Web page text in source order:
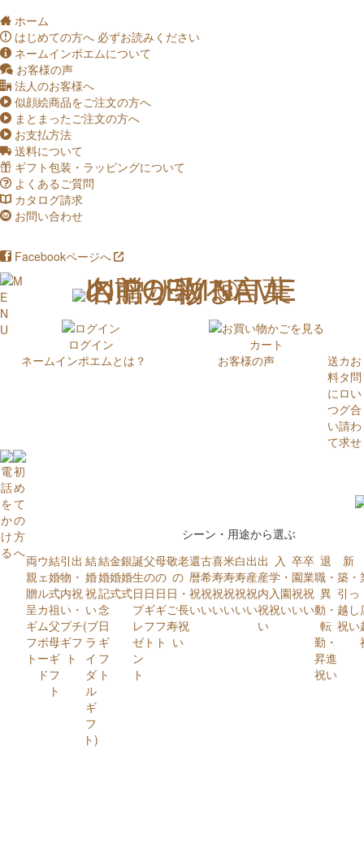
q ホーム
a はじめての方へ 必ずお読みください
c ネームインポエムについて
o お客様の声
s 法人のお客様へ
p 似顔絵商品をご注文の方へ
p まとまったご注文の方へ
p お支払方法
t 送料について
f ギフト包装・ラッピングについて
u よくあるご質問
_ カタログ請求
v お問い合わせ
i Facebookページへ !
ログイン
カート
ネームインポエムとは？
お客様の声
送
料
に
つ
い
て
カ
タ
ロ
グ
請
求
お
問
い
合
わ
せ
シーン・用途から選ぶ
両
親
贈
呈
ギ
フ
ト
ウ
ェ
ル
カ
ム
ボ
ー
ド
結
婚
式
祖
父
母
ギ
フ
ト
引出
物・
内祝
い・
プチ
ギフ
ト
結
婚
祝
い
(ブ
ラ
イ
ダ
ル
ギ
フ
ト)
結
婚
記
念
日
ギ
フ
ト
金
婚
式
銀
婚
式
誕
生
日
プ
レ
ゼ
ン
ト
父
の
日
ギ
フ
ト
母
の
日
ギ
フ
ト
敬老
の
日・
ご長
寿祝
い
還
暦
祝
い
古
希
祝
い
喜
寿
祝
い
米
寿
祝
い
白
寿
祝
い
出
産
祝
い
出
産
内
祝
い
入
学・
入園
祝い
卒
園
祝
い
卒
業
祝
い
退
職・
異
動・
転
勤・
昇進
祝い
新
築・
引っ
越し
祝い